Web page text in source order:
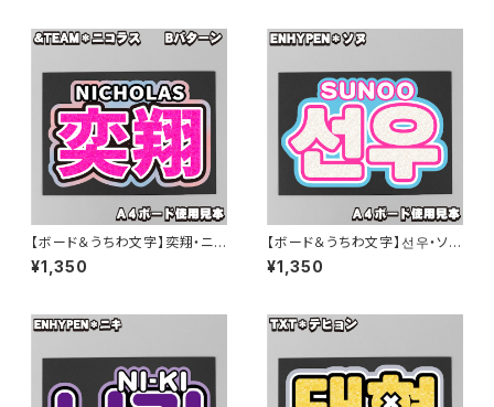
【ボード＆うちわ文字】奕翔・ニコ
ラス니콜라스① 即納 【&TEA
M】
¥1,350
【ボード＆うちわ文字】선우・ソヌ
② 即納 【ENHYPEN】
¥1,350